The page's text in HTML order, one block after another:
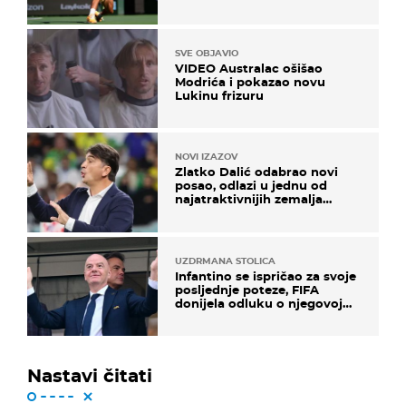
SVE OBJAVIO
VIDEO Australac ošišao
Modrića i pokazao novu
Lukinu frizuru
NOVI IZAZOV
Zlatko Dalić odabrao novi
posao, odlazi u jednu od
najatraktivnijih zemalja
UZDRMANA STOLICA
Infantino se ispričao za svoje
posljednje poteze, FIFA
donijela odluku o njegovoj
Nastavi čitati